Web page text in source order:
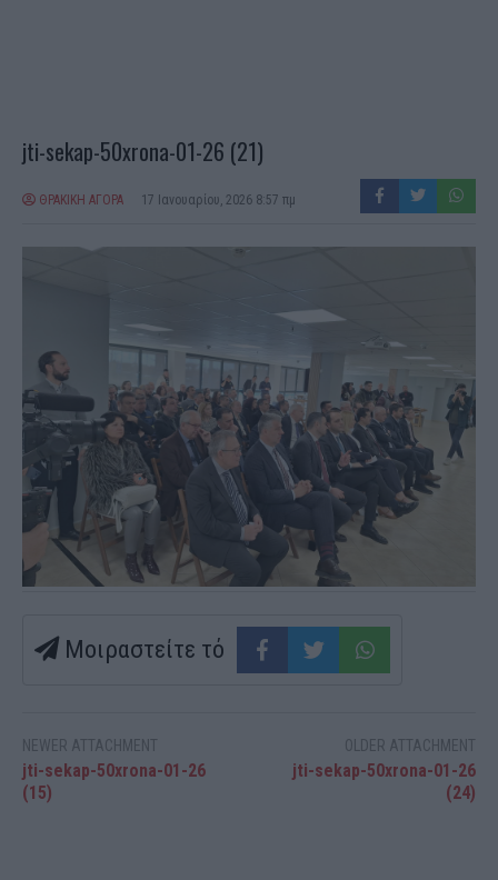
jti-sekap-50xrona-01-26 (21)
ΘΡΑΚΙΚΗ ΑΓΟΡΑ 17 Ιανουαρίου, 2026 8:57 πμ
Μοιραστείτε τό
NEWER ATTACHMENT
jti-sekap-50xrona-01-26
(15)
OLDER ATTACHMENT
jti-sekap-50xrona-01-26
(24)